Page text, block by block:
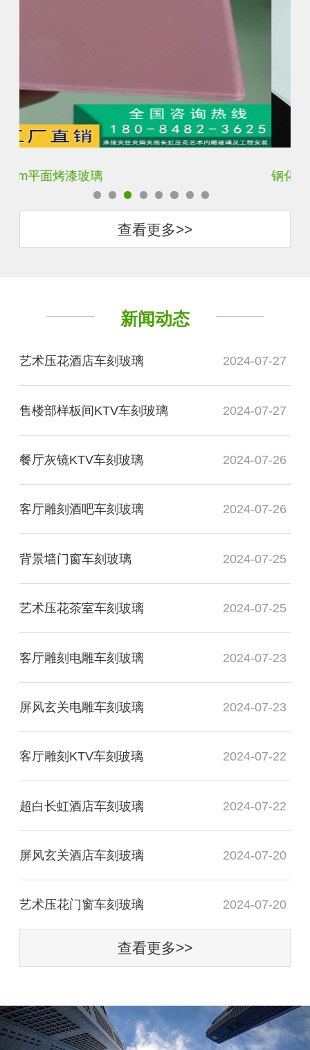
钢化背景墙烤漆玻璃
查看更多>>
新闻动态
艺术压花酒店车刻玻璃 2024-07-27
售楼部样板间KTV车刻玻璃 2024-07-27
餐厅灰镜KTV车刻玻璃 2024-07-26
客厅雕刻酒吧车刻玻璃 2024-07-26
背景墙门窗车刻玻璃 2024-07-25
艺术压花茶室车刻玻璃 2024-07-25
客厅雕刻电雕车刻玻璃 2024-07-23
屏风玄关电雕车刻玻璃 2024-07-23
客厅雕刻KTV车刻玻璃 2024-07-22
超白长虹酒店车刻玻璃 2024-07-22
屏风玄关酒店车刻玻璃 2024-07-20
艺术压花门窗车刻玻璃 2024-07-20
查看更多>>